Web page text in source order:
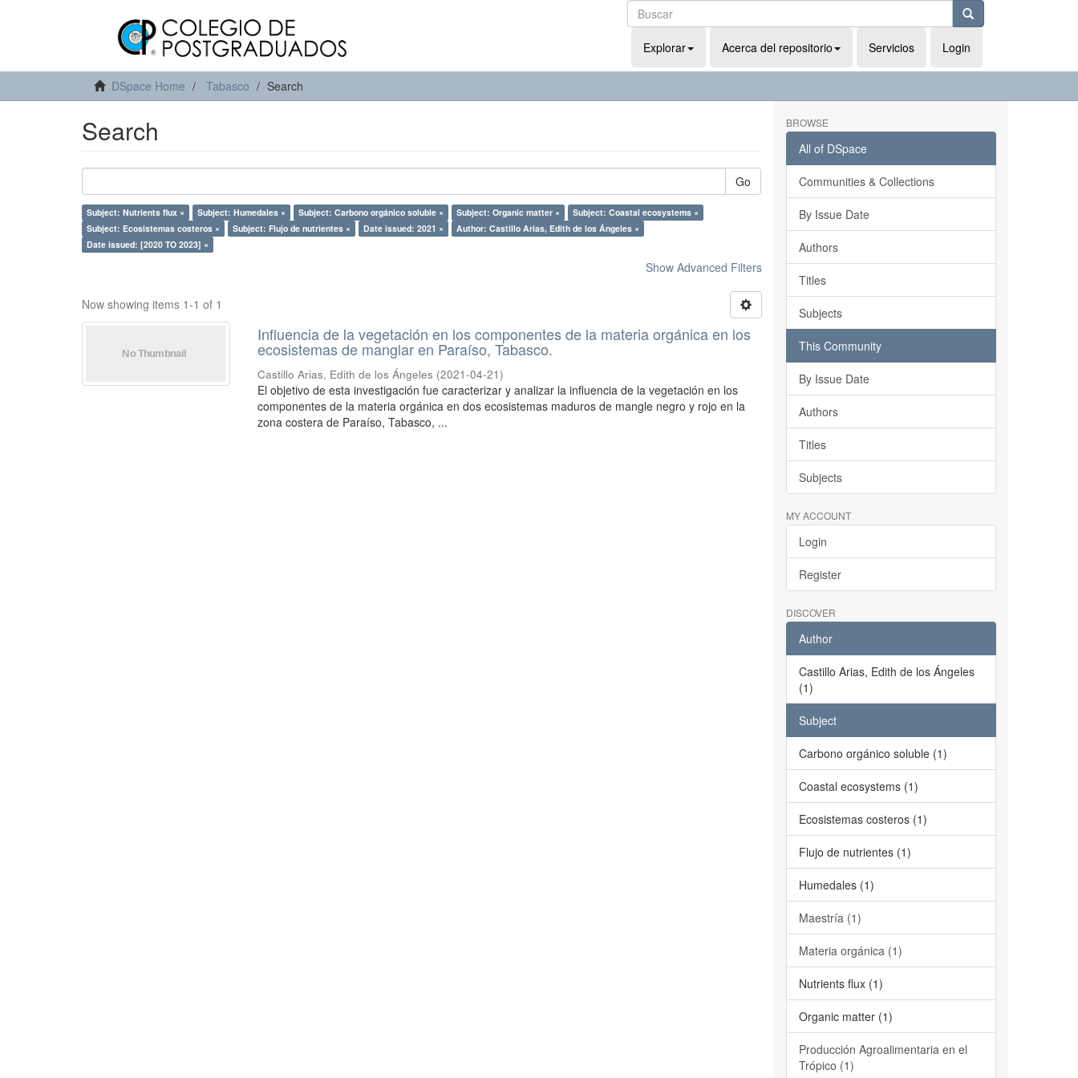
Explorar Acerca del repositorio Servicios Login
DSpace Home Tabasco Search
Search
Go
Subject: Nutrients flux × Subject: Humedales × Subject: Carbono orgánico soluble × Subject: Organic matter ×
Subject: Coastal ecosystems ×
Subject: Ecosistemas costeros ×
Subject: Flujo de nutrientes × Date issued: 2021 ×
Author: Castillo Arias, Edith de los Ángeles ×
Date issued: [2020 TO 2023] ×
Show Advanced Filters
Now showing items 1-1 of 1
Influencia de la vegetación en los componentes de la materia orgánica en los
ecosistemas de manglar en Paraíso, Tabasco.
Castillo Arias, Edith de los Ángeles (2021-04-21)
El objetivo de esta investigación fue caracterizar y analizar la influencia de la vegetación en los
componentes de la materia orgánica en dos ecosistemas maduros de mangle negro y rojo en la
zona costera de Paraíso, Tabasco, ...
BROWSE
All of DSpace
Communities & Collections
By Issue Date
Authors
Titles
Subjects
This Community
By Issue Date
Authors
Titles
Subjects
MY ACCOUNT
Login
Register
DISCOVER
Author
Castillo Arias, Edith de los Ángeles
(1)
Subject
Carbono orgánico soluble (1)
Coastal ecosystems (1)
Ecosistemas costeros (1)
Flujo de nutrientes (1)
Humedales (1)
Maestría (1)
Materia orgánica (1)
Nutrients flux (1)
Organic matter (1)
Producción Agroalimentaria en el
Trópico (1)